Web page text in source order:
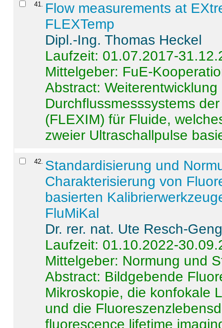
41. Flow measurements at
FLEXTemp
Dipl.-Ing. Thomas Heckel
Laufzeit: 01.07.2017-
Mittelgeber: FuE-
Abstract:
Durchflussmesssystems
(FLEXIM) für Fluide,
zweier Ultraschallpulse
42. Standardisierung und
Charakterisierung von
basierten
FluMiKal
Dr. rer. nat. Ute Resch-
Laufzeit: 01.10.2022-
Mittelgeber: Normung und
Abstract: Bildgebende
Mikroskopie, die konfokale
und die
fluorescence lifetime